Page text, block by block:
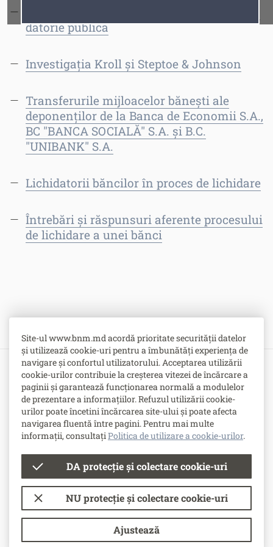
Site-ul www.bnm.md acordă prioritate securității datelor
și utilizează cookie-uri pentru a îmbunătăți experiența de
navigare și confortul utilizatorului. Acceptarea utilizării
cookie-urilor contribuie la creșterea vitezei de încărcare a
paginii și garantează funcționarea normală a modulelor
de prezentare a informațiilor. Refuzul utilizării cookie-
urilor poate încetini încărcarea site-ului și poate afecta
navigarea fluentă între pagini. Pentru mai multe
informații, consultațiPolitica de utilizare a cookie-urilor.
DA protecție și colectare cookie-uri
NU protecție și colectare cookie-uri
Ajustează
datorie publică
Investigația Kroll și Steptoe & Johnson
Transferurile mijloacelor bănești ale
deponenților de la Banca de Economii S.A.,
BC "BANCA SOCIALĂ" S.A. și B.C.
"UNIBANK" S.A.
Lichidatorii băncilor în proces de lichidare
Întrebări și răspunsuri aferente procesului
de lichidare a unei bănci
Bulevardul Grigore Vieru nr. 1,
MD-2005, Chişinău, Republica Moldova
-Contacte
-Posturi vacante
© Banca Națională a Moldovei
Condiții de utilizare
Politica de utilizare a cookie-urilor